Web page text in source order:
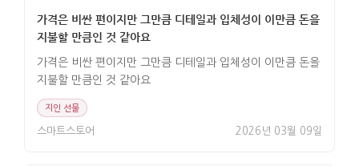
가격은 비싼 편이지만 그만큼 디테일과 입체성이 이만큼 돈을
지불할 만큼인 것 같아요
가격은 비싼 편이지만 그만큼 디테일과 입체성이 이만큼 돈을
지불할 만큼인 것 같아요
지인 선물
스마트스토어 2026년 03월 09일